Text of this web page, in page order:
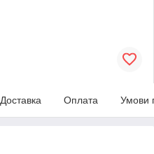
Доставка Оплата Умови